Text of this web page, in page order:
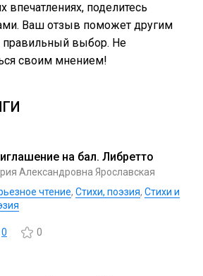
впечатлениях, поделитесь
Ваш отзыв поможет другим
правильный выбор. Не
своим мнением!
на бал. Либретто
Александровна Ярославская
чтение, Cтихи, поэзия, Стихи и
0 0